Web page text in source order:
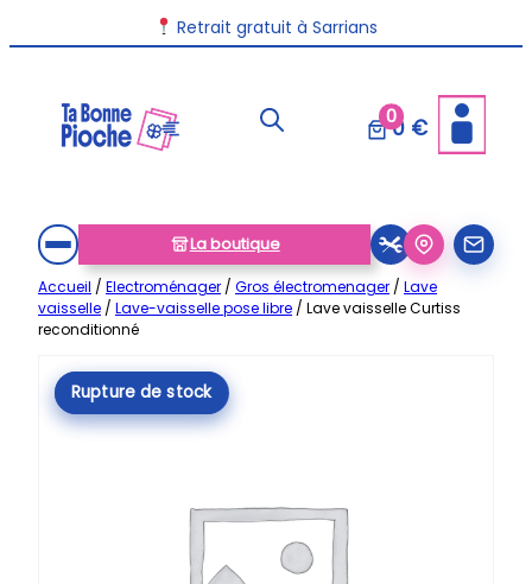
au
Retrait gratuit à Sarrians
00 €
La boutique
Accueil / Electroménager / Gros électromenager / Lave
vaisselle / Lave-vaisselle pose libre / Lave vaisselle Curtiss
reconditionné